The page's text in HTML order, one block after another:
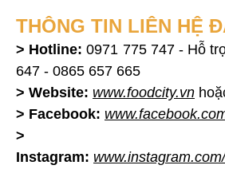
THÔNG TIN LIÊN HỆ
> Hotline: 0971 775 747 - Hỗ
647 - 0865 657 665
> Website: www.foodcity.vn
> Facebook:
>
Instagram: